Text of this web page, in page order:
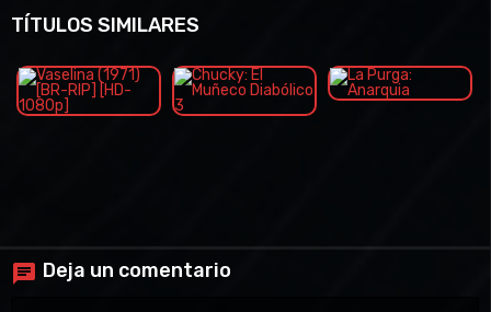
TÍTULOS SIMILARES
Deja un comentario